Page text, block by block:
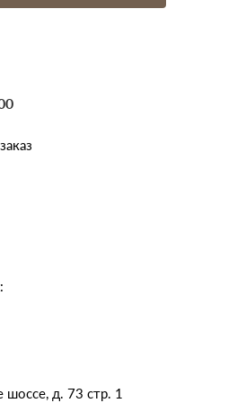
шоссе, д. 73 стр. 1